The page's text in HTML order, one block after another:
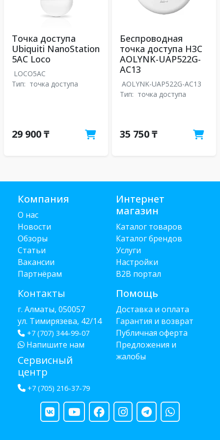
Точка доступа
Ubiquiti NanoStation
5AC Loco
LOCO5AC
Тип: точка доступа
29 900 ₸
Беспроводная
точка доступа H3C
AOLYNK-UAP522G-
AC13
AOLYNK-UAP522G-AC13
Тип: точка доступа
35 750 ₸
Компания
О нас
Новости
Обзоры
Статьи
Вакансии
Партнёрам
Контакты
г. Алматы, 050057
ул. Тимирязева, 42/14
+7 (707) 344-99-07
Напишите нам
Сервисный
центр
+7 (705) 216-37-79
Интернет
магазин
Каталог товаров
Каталог брендов
Услуги
Настройки
B2B портал
Помощь
Доставка и оплата
Гарантия и возврат
Публичная оферта
Предложения и
жалобы